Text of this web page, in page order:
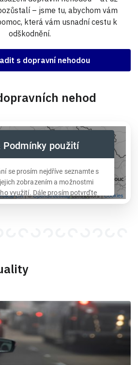
– jsme tu, abychom vám
která vám usnadní cestu k
odškodnění.
s dopravní nehodou
nehod